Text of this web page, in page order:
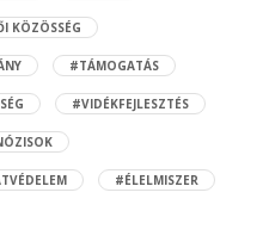
KÖZÖSSÉG
#TÁMOGATÁS
#VIDÉKFEJLESZTÉS
#ÉLELMISZER